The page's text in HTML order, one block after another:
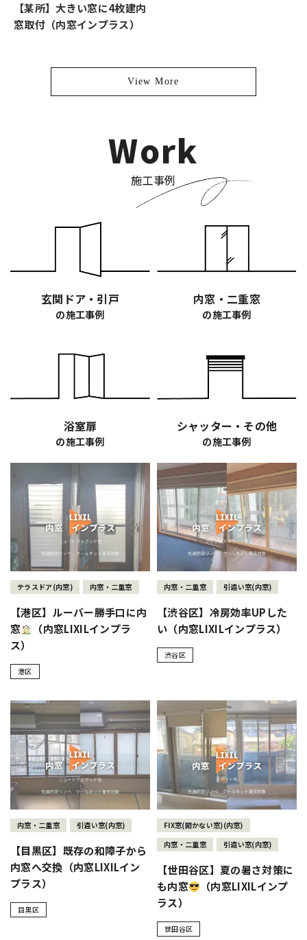
【某所】大きい窓に4枚建内
窓取付（内窓インプラス）
View More
Work
施工事例
玄関ドア・引戸
の施工事例
内窓・二重窓
の施工事例
浴室扉
の施工事例
シャッター・その他
の施工事例
テラスドア(内窓) 内窓・二重窓
【港区】ルーバー勝手口に内
窓
（内窓LIXILインプラ
ス）
港区
内窓・二重窓 引違い窓(内窓)
【渋谷区】冷房効率UPした
い（内窓LIXILインプラス）
渋谷区
内窓・二重窓 引違い窓(内窓)
【目黒区】既存の和障子から
内窓へ交換（内窓LIXILイン
プラス）
目黒区
FIX窓(開かない窓)(内窓)
内窓・二重窓
引違い窓(内窓)
【世田谷区】夏の暑さ対策に
も内窓
（内窓LIXILインプ
ラス）
世田谷区